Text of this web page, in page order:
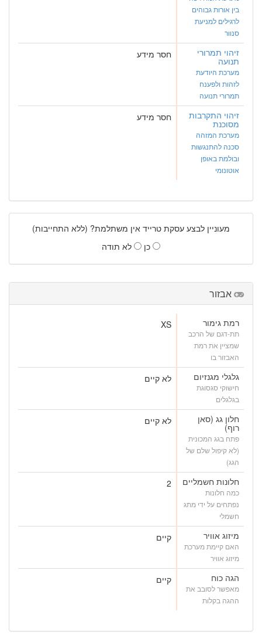
בין אורות גבוהים
לרגילים למניעת
סנוור
זיהוי תמרורי
תנועה
מערכת היודעת
לזהות ולפענח
תמרורי תנועה
חסר מידע
זיהוי התקרבות
מסוכנת
מערכת המזהה
סכנה להתנגשות
ובולמת באופן
אוטונומי
חסר מידע
מעוניין לבצע עסקת טרייד אין משתלמת? (ללא התחייבות)
כן
לא תודה
אבזור
רמת גימור
תת-דגם של הרכב
שמציין את רמת
האבזור בו
XS
גלגלי מגנזיום
חישוקי סגסוגת
בגלגלים
לא קיים
חלון גג (סאן
רוף)
פתח בגג המכונית
(לא קיפול שלם של
הגג)
לא קיים
חלונות חשמליים
כמה חלונות
נפתחים על ידי מתג
חשמלי
2
מיזוג אוויר
האם קיימת מערכת
מיזוג אוויר
קיים
הגה כוח
מאפשר לסובב את
ההגה בקלות
קיים